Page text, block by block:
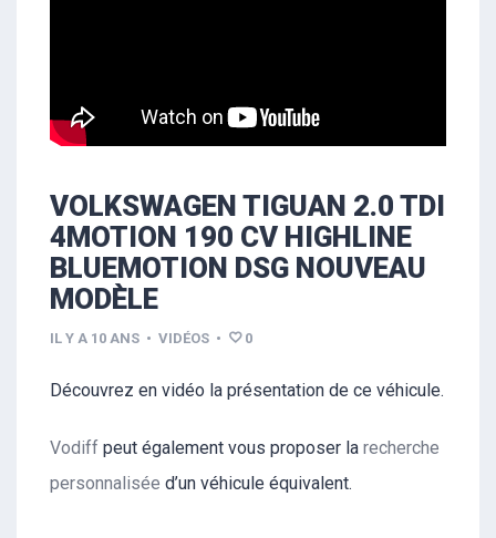
VOLKSWAGEN TIGUAN 2.0 TDI
4MOTION 190 CV HIGHLINE
BLUEMOTION DSG NOUVEAU
MODÈLE
IL Y A 10 ANS • VIDÉOS • 0
Découvrez en vidéo la présentation de ce véhicule.
Vodiff peut également vous proposer la recherche
personnalisée d’un véhicule équivalent.